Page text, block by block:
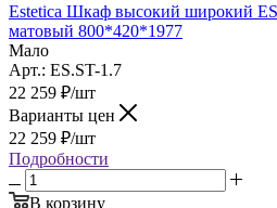
Estetica Шкаф высокий широкий
матовый 800*420*1977
Мало
Арт.: ES.ST-1.7
22 259 ₽/шт
Варианты цен
22 259 ₽/шт
Подробности
В корзину